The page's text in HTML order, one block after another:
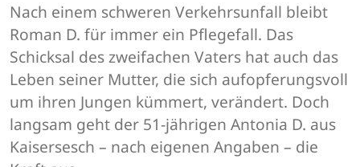
Nach einem schweren Verkehrsunfall bleibt
Roman D. für immer ein Pflegefall. Das
Schicksal des zweifachen Vaters hat auch das
Leben seiner Mutter, die sich aufopferungsvoll
um ihren Jungen kümmert, verändert. Doch
langsam geht der 51-jährigen Antonia D. aus
Kaisersesch – nach eigenen Angaben – die